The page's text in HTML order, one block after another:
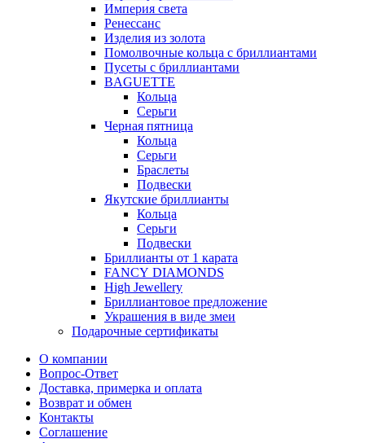
Империя света
Ренессанс
Изделия из золота
Помолвочные кольца с бриллиантами
Пусеты с бриллиантами
BAGUETTE
Кольца
Серьги
Черная пятница
Кольца
Серьги
Браслеты
Подвески
Якутские бриллианты
Кольца
Серьги
Подвески
Бриллианты от 1 карата
FANCY DIAMONDS
High Jewellery
Бриллиантовое предложение
Украшения в виде змеи
Подарочные сертификаты
О компании
Вопрос-Ответ
Доставка, примерка и оплата
Возврат и обмен
Контакты
Соглашение